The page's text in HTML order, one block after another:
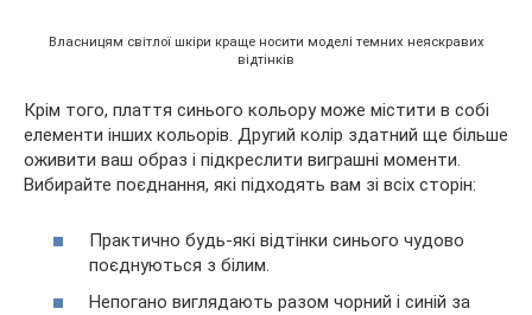
Власницям світлої шкіри краще носити моделі темних неяскравих
відтінків
Крім того, плаття синього кольору може містити в собі
елементи інших кольорів. Другий колір здатний ще більше
оживити ваш образ і підкреслити виграшні моменти.
Вибирайте поєднання, які підходять вам зі всіх сторін:
Практично будь-які відтінки синього чудово
поєднуються з білим.
Непогано виглядають разом чорний і синій за